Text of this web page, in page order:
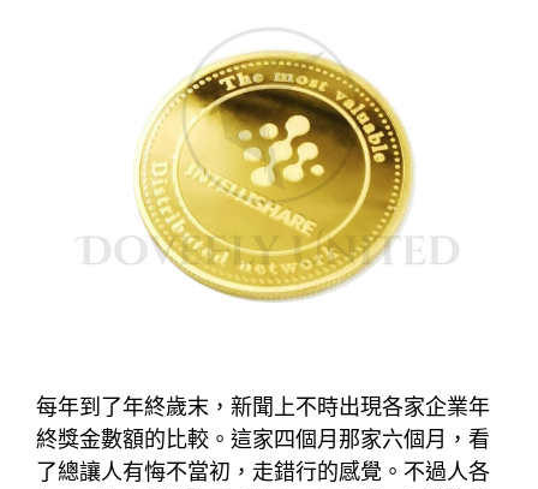
每年到了年終歲末，新聞上不時出現各家企業年
終獎金數額的比較。這家四個月那家六個月，看
了總讓人有悔不當初，走錯行的感覺。不過人各